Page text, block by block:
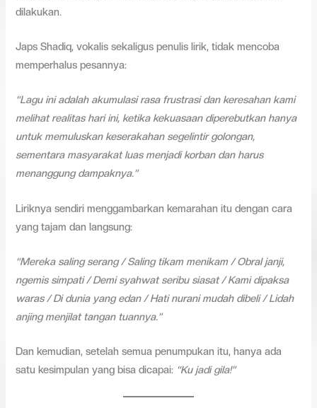
dilakukan.
Japs Shadiq, vokalis sekaligus penulis lirik, tidak mencoba
memperhalus pesannya:
“Lagu ini adalah akumulasi rasa frustrasi dan keresahan kami
melihat realitas hari ini, ketika kekuasaan diperebutkan hanya
untuk memuluskan keserakahan segelintir golongan,
sementara masyarakat luas menjadi korban dan harus
menanggung dampaknya.”
Liriknya sendiri menggambarkan kemarahan itu dengan cara
yang tajam dan langsung:
“Mereka saling serang / Saling tikam menikam / Obral janji,
ngemis simpati / Demi syahwat seribu siasat / Kami dipaksa
waras / Di dunia yang edan / Hati nurani mudah dibeli / Lidah
anjing menjilat tangan tuannya.”
Dan kemudian, setelah semua penumpukan itu, hanya ada
satu kesimpulan yang bisa dicapai: “Ku jadi gila!”